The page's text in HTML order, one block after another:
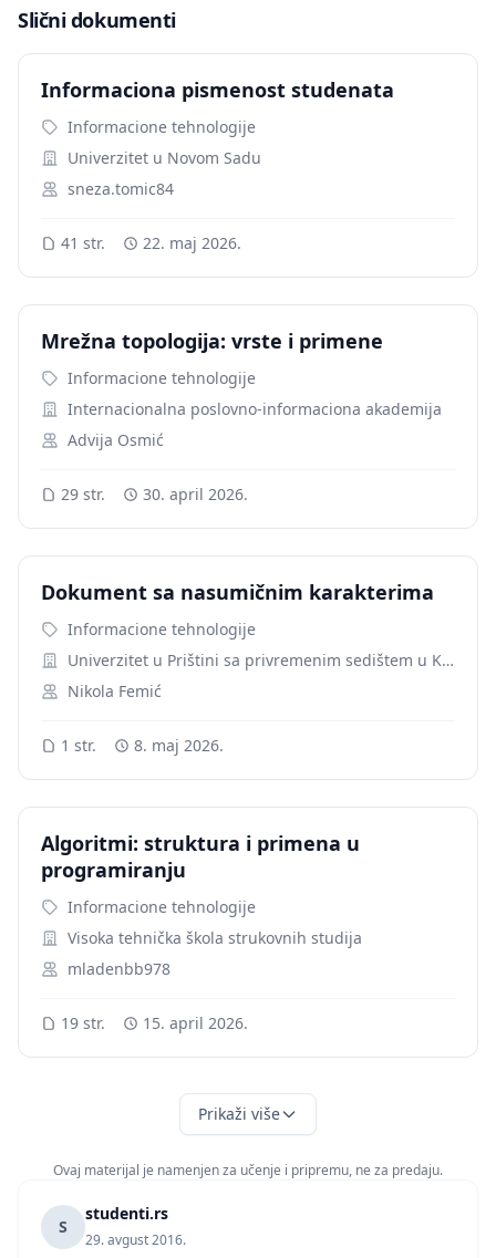
Slični dokumenti
Informaciona pismenost studenata
Informacione tehnologije
Univerzitet u Novom Sadu
sneza.tomic84
41 str. 22. maj 2026.
Mrežna topologija: vrste i primene
Informacione tehnologije
Internacionalna poslovno-informaciona akademija
Advija Osmić
29 str. 30. april 2026.
Dokument sa nasumičnim karakterima
Informacione tehnologije
Univerzitet u Prištini sa privremenim sedištem u Kosovskoj Mitrovici
Nikola Femić
1 str. 8. maj 2026.
Algoritmi: struktura i primena u
programiranju
Informacione tehnologije
Visoka tehnička škola strukovnih studija
mladenbb978
19 str. 15. april 2026.
Prikaži više
Ovaj materijal je namenjen za učenje i pripremu, ne za predaju.
S
studenti.rs
29. avgust 2016.